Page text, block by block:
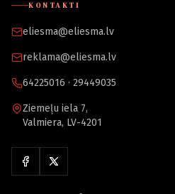
KONTAKTI
eliesma@eliesma.lv
reklama@eliesma.lv
64225016 · 29449035
Ziemeļu iela 7,
Valmiera, LV-4201